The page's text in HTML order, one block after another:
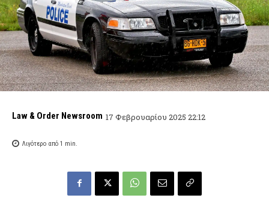
Law & Order Newsroom 17 Φεβρουαρίου 2025 22:12
Λιγότερο από 1 min.